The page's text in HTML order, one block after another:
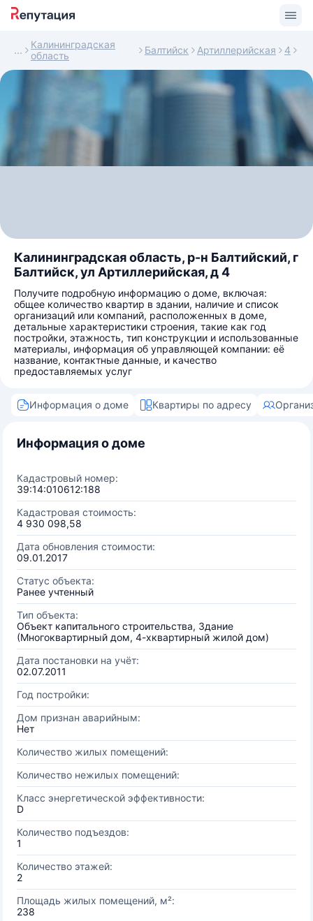
Калининградская
область
Балтийск Артиллерийская 4
Калининградская область, р-н Балтийский, г
Балтийск, ул Артиллерийская, д 4
Получите подробную информацию о доме, включая:
общее количество квартир в здании, наличие и список
организаций или компаний, расположенных в доме,
детальные характеристики строения, такие как год
постройки, этажность, тип конструкции и использованные
материалы, информация об управляющей компании: её
название, контактные данные, и качество
предоставляемых услуг
Информация о доме Квартиры по адресу
Информация о доме
Кадастровый номер:
39:14:010612:188
Кадастровая стоимость:
4 930 098,58
Дата обновления стоимости:
09.01.2017
Статус объекта:
Ранее учтенный
Тип объекта:
Объект капитального строительства, Здание
(Многоквартирный дом, 4-хквартирный жилой дом)
Дата постановки на учёт:
02.07.2011
Год постройки:
Дом признан аварийным:
Нет
Количество жилых помещений:
Количество нежилых помещений:
Класс энергетической эффективности:
D
Количество подъездов:
1
Количество этажей:
2
Площадь жилых помещений, м²:
238